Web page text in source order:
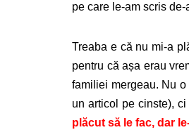
pe care le-am scris
Treaba e că nu mi-a
pentru că așa erau
familiei mergeau. Nu
un articol pe cinste),
plăcut să le fac, dar